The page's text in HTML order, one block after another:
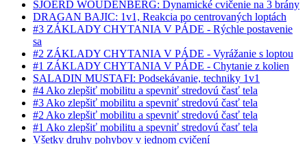
SJOERD WOUDENBERG: Dynamické cvičenie na 3 brány
DRAGAN BAJIC: 1v1, Reakcia po centrovaných loptách
#3 ZÁKLADY CHYTANIA V PÁDE - Rýchle postavenie
sa
#2 ZÁKLADY CHYTANIA V PÁDE - Vyrážanie s loptou
#1 ZÁKLADY CHYTANIA V PÁDE - Chytanie z kolien
SALADIN MUSTAFI: Podsekávanie, techniky 1v1
#4 Ako zlepšiť mobilitu a spevniť stredovú časť tela
#3 Ako zlepšiť mobilitu a spevniť stredovú časť tela
#2 Ako zlepšiť mobilitu a spevniť stredovú časť tela
#1 Ako zlepšiť mobilitu a spevniť stredovú časť tela
Všetky druhy pohybov v jednom cvičení